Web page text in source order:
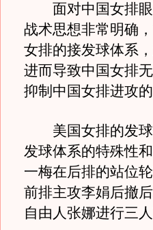
面对中国女排眼
战术思想非常明确
女排的接发球体系
进而导致中国女排
抑制中国女排进攻的
美国女排的发球
发球体系的特殊性
一梅在后排的站位
前排主攻李娟后撤
自由人张娜进行三人